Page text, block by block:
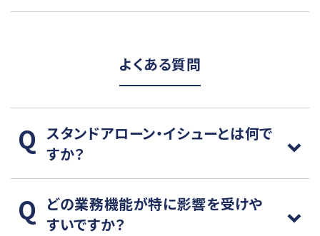
よくある質問
スタンドアローン・イシューとは何で
すか？
どの業務機能が特に影響を受けや
すいですか？